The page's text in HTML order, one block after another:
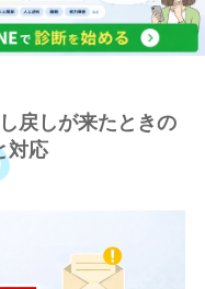
戻しが来たときの
対応